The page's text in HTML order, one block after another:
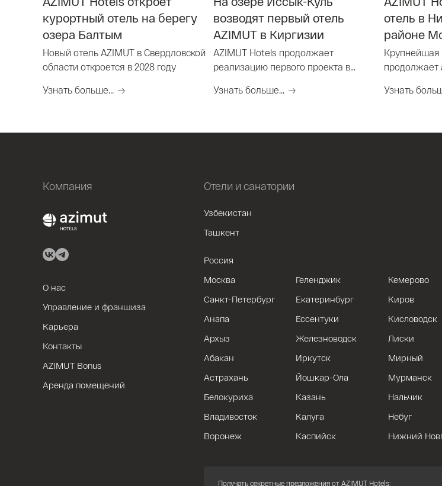
курортный отель на берегу
озера Балтым
Новый отель AZIMUT в Свердловской
области откроется в 2028 году
Узнать больше...
возводят первый отель
AZIMUT в Киргизии
AZIMUT Hotels продолжает
реализацию первого проекта в
Узнать больше...
отель в
районе
Крупнейшая
продолжает
Узнать
Компания
О нас
Управление и франшиза
Карьера
Контакты
AZIMUT Bonus
Аренда помещений
Отели и санатории
Узбекистан
Ташкент
Россия
Москва
Санкт-Петербург
Анапа
Архыз
Абакан
Астрахань
Белокуриха
Владивосток
Воронеж
Геленджик
Екатеринбург
Ессентуки
Железноводск
Иркутск
Йошкар-Ола
Казань
Калуга
Каспийск
Кемерово
Киров
Кисловодск
Лиски
Мирный
Мурманск
Нальчик
Небуг
Нижний
Получать секретные предложения от AZIMUT Hotels: